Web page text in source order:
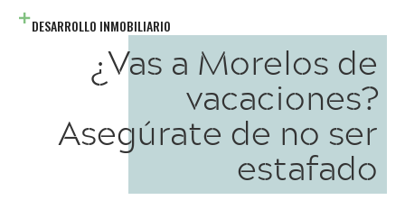
DESARROLLO INMOBILIARIO
¿Vas a Morelos de
vacaciones?
Asegúrate de no ser
estafado